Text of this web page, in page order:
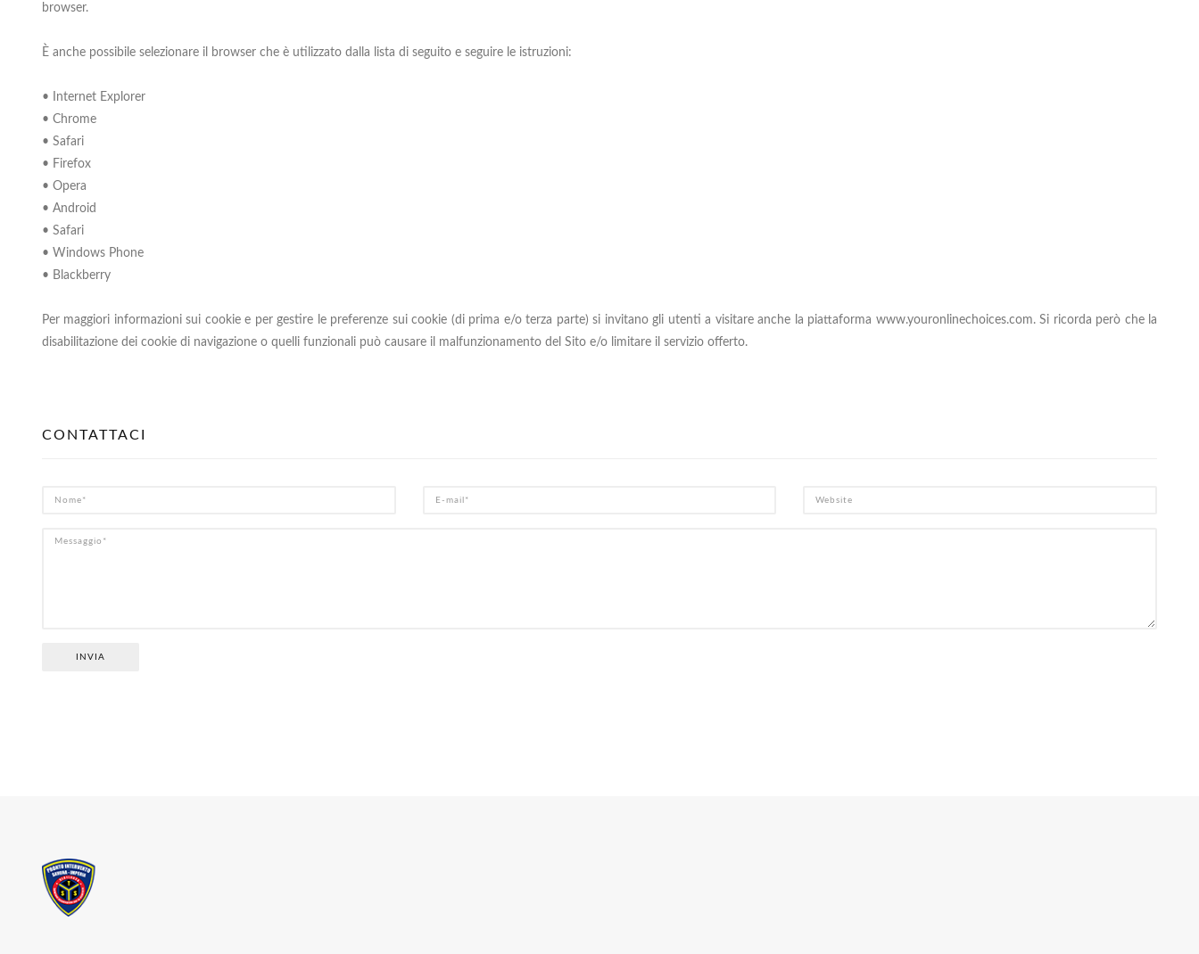
browser.
È anche possibile selezionare il browser che è utilizzato dalla lista di seguito e seguire le istruzioni:
• Internet Explorer
• Chrome
• Safari
• Firefox
• Opera
• Android
• Safari
• Windows Phone
• Blackberry
Per maggiori informazioni sui cookie e per gestire le preferenze sui cookie (di prima e/o terza parte) si invitano gli utenti a visitare anche la piattaforma www.youronlinechoices.com. Si ricorda però che la
disabilitazione dei cookie di navigazione o quelli funzionali può causare il malfunzionamento del Sito e/o limitare il servizio offerto.
CONTATTACI
INVIA